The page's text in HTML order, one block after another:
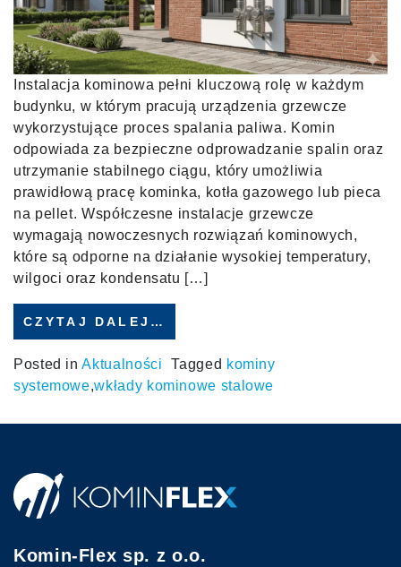
Instalacja kominowa pełni kluczową rolę w każdym
budynku, w którym pracują urządzenia grzewcze
wykorzystujące proces spalania paliwa. Komin
odpowiada za bezpieczne odprowadzanie spalin oraz
utrzymanie stabilnego ciągu, który umożliwia
prawidłową pracę kominka, kotła gazowego lub pieca
na pellet. Współczesne instalacje grzewcze
wymagają nowoczesnych rozwiązań kominowych,
które są odporne na działanie wysokiej temperatury,
wilgoci oraz kondensatu […]
CZYTAJ DALEJ…
Posted inAktualności Tagged kominy
systemowe,wkłady kominowe stalowe
Komin-Flex sp. z o.o.